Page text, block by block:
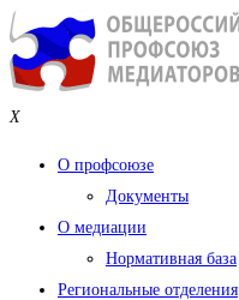
X
О профсоюзе
Документы
О медиации
Нормативная база
Региональные отделения